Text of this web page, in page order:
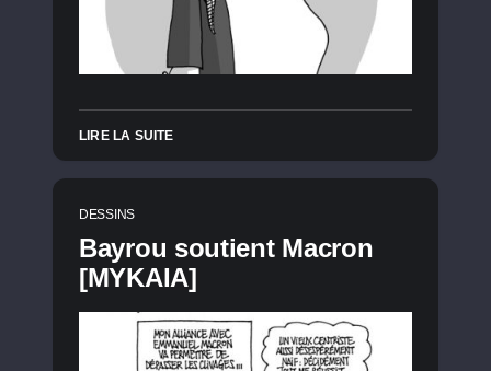
LIRE LA SUITE
DESSINS
Bayrou soutient Macron
[MYKAIA]